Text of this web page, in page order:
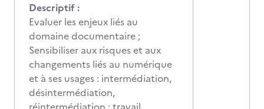
Descriptif :
Evaluer les enjeux liés au
domaine documentaire ;
Sensibiliser aux risques et aux
changements liés au numérique
et à ses usages : intermédiation,
désintermédiation,